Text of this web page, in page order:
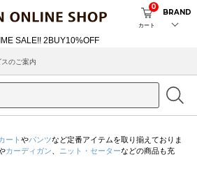
カート
0
BRAND
のご案内
ート やパンツなど定番アイテムを取り揃えておりま
カーディガン ニット・セーターなどの商品も充